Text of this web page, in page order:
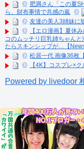
肥満さん「この夏
ら、財布事情で共感の嵐
友達の美人3姉妹に
【エロ漫画】夏休
コのムッチリ巨乳姉ちゃん
たらスキンシップが…【
松居一代 画像36枚
【4K】コスプレ×
Powered by livedoor